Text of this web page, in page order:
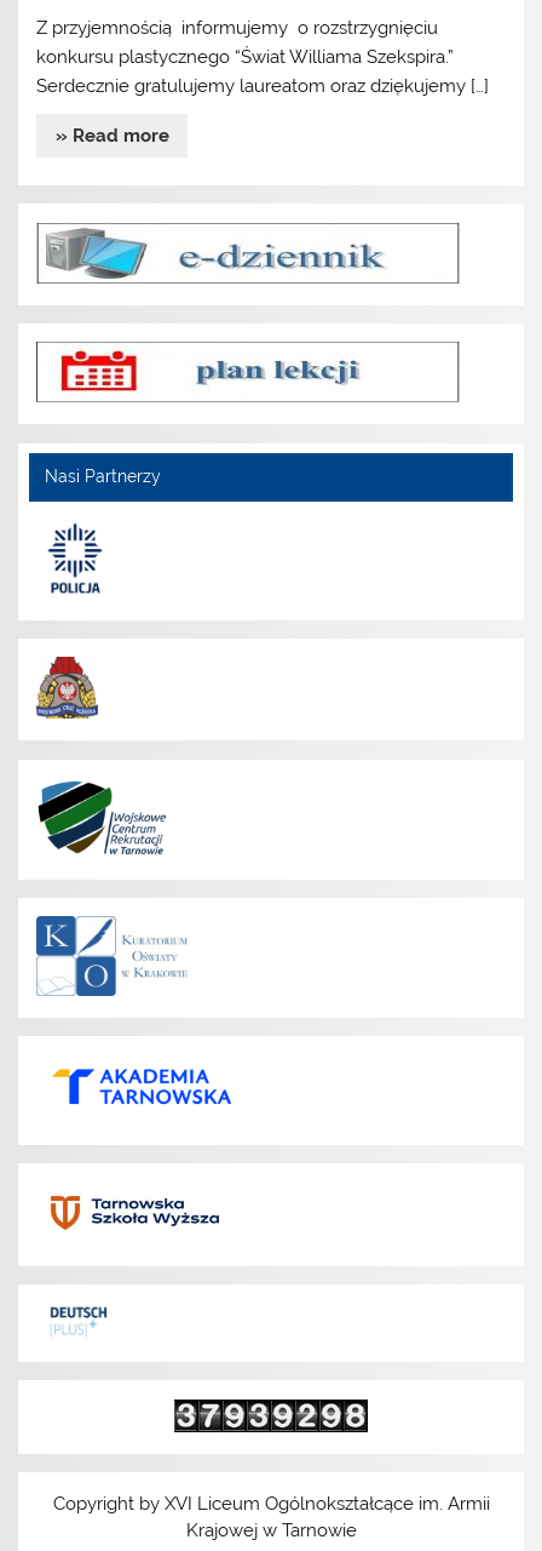
Z przyjemnością informujemy o rozstrzygnięciu
konkursu plastycznego “Świat Williama Szekspira.”
Serdecznie gratulujemy laureatom oraz dziękujemy […]
» Read more
Nasi Partnerzy
Copyright by XVI Liceum Ogólnokształcące im. Armii
Krajowej w Tarnowie